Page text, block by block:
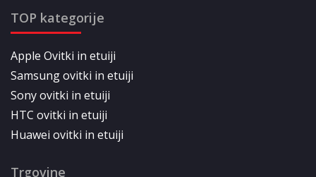
TOP kategorije
Apple Ovitki in etuiji
Samsung ovitki in etuiji
Sony ovitki in etuiji
HTC ovitki in etuiji
Huawei ovitki in etuiji
Trgovine